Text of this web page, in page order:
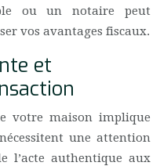
ou un notaire peut
vos avantages fiscaux.
et
votre maison implique
une attention
l’acte authentique aux